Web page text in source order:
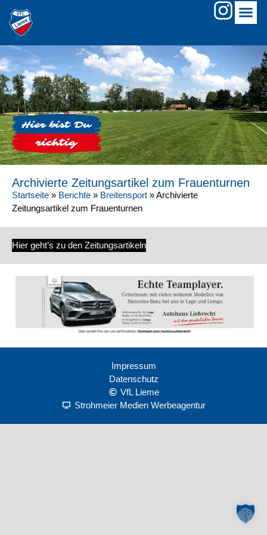
Archivierte Zeitungsartikel zum Frauenturnen
Startseite » Berichte » Breitensport »Archivierte
Zeitungsartikel zum Frauenturnen
Hier geht’s zu den Zeitungsartikeln
VfL Lieme
Strohmeier Medien Werbeagentur
Impressum
Datenschutz